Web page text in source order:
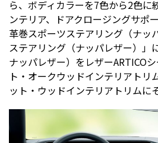
ら、ボディカラーを7色から2色に
ンテリア、ドアクロージングサポ
革巻スポーツステアリング（ナッ
ステアリング（ナッパレザー）」
ナッパレザー）をレザーARTICO
ト・オークウッドインテリアトリ
ット・ウッドインテリアトリムに